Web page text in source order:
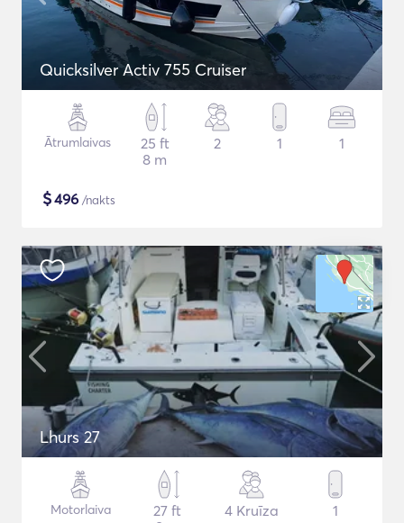
Quicksilver Activ 755 Cruiser
Ātrumlaivas
25 ft
8 m
2 1 1
$496 /nakts
Lhurs 27
Motorlaiva
27 ft
4 Kruīza 1